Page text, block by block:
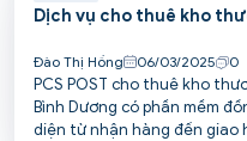
Dịch vụ cho thuê kho
Đào Thị Hồng 06/03/2025 0
PCS POST cho thuê kho
Bình Dương có phần mềm
diện từ nhận hàng đến giao